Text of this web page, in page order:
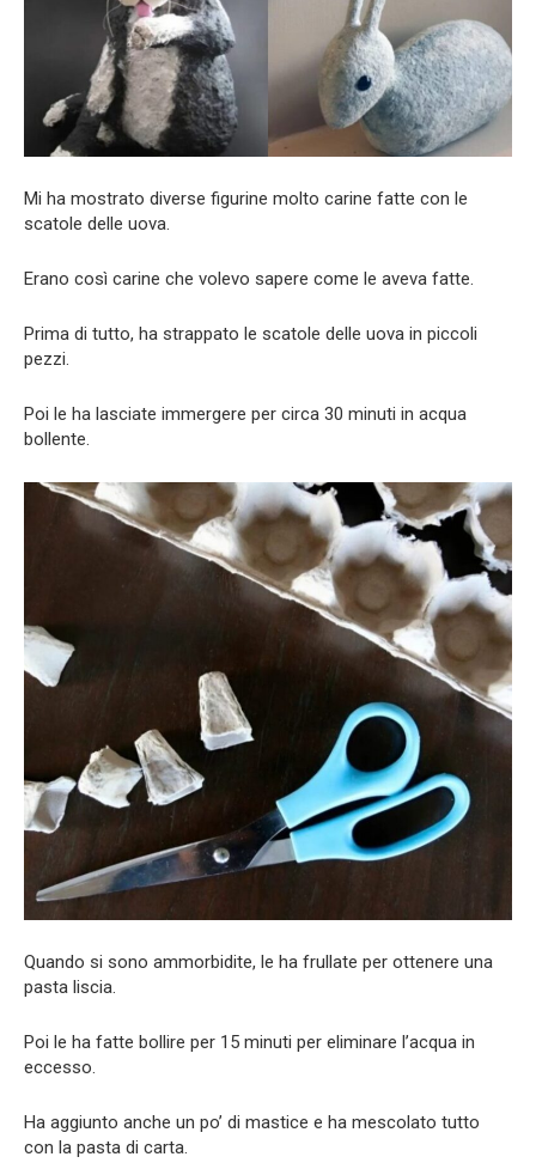
Mi ha mostrato diverse figurine molto carine fatte con le
scatole delle uova.
Erano così carine che volevo sapere come le aveva fatte.
Prima di tutto, ha strappato le scatole delle uova in piccoli
pezzi.
Poi le ha lasciate immergere per circa 30 minuti in acqua
bollente.
Quando si sono ammorbidite, le ha frullate per ottenere una
pasta liscia.
Poi le ha fatte bollire per 15 minuti per eliminare l’acqua in
eccesso.
Ha aggiunto anche un po’ di mastice e ha mescolato tutto
con la pasta di carta.